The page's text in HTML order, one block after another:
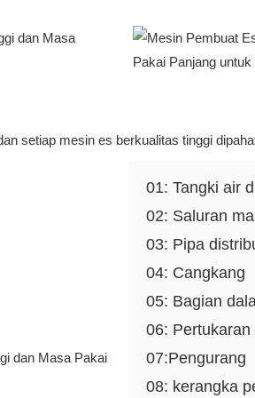
setiap mesin es berkualitas tinggi
01: Tangki air
02: Saluran
03: Pipa
04: Cangkang
05: Bagian
06: Pertukaran
07:Pengurang
08: kerangka